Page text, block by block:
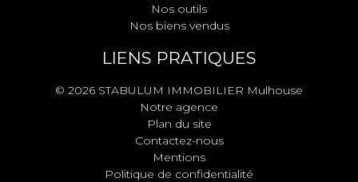
Nos outils
Nos biens vendus
LIENS PRATIQUES
© 2026 STABULUM IMMOBILIER Mulhouse
Notre agence
Plan du site
Contactez-nous
Mentions
Politique de confidentialité